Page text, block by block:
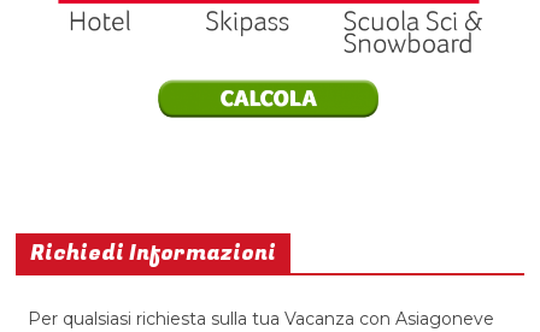
Richiedi Informazioni
Per qualsiasi richiesta sulla tua Vacanza con Asiagoneve